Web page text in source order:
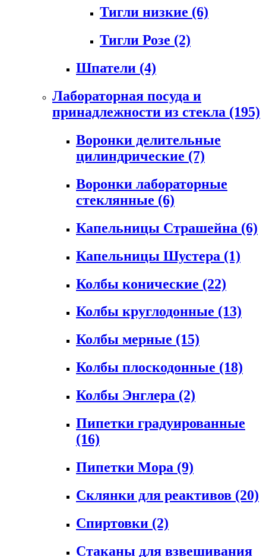
Тигли низкие (6)
Тигли Розе (2)
Шпатели (4)
Лабораторная посуда и
принадлежности из стекла (195)
Воронки делительные
цилиндрические (7)
Воронки лабораторные
стеклянные (6)
Капельницы Страшейна (6)
Капельницы Шустера (1)
Колбы конические (22)
Колбы круглодонные (13)
Колбы мерные (15)
Колбы плоскодонные (18)
Колбы Энглера (2)
Пипетки градуированные
(16)
Пипетки Мора (9)
Склянки для реактивов (20)
Спиртовки (2)
Стаканы для взвешивания